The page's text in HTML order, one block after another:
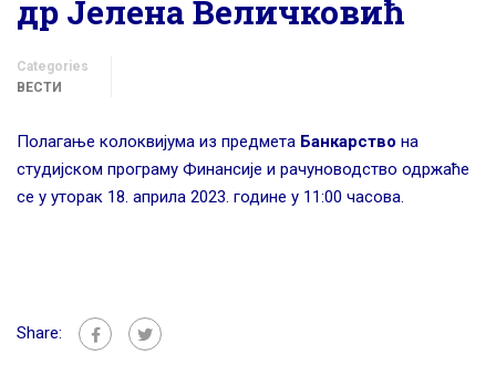
др Јелена Величковић
Categories
ВЕСТИ
Полагање колоквијума из предмета Банкарство на
студијском програму Финансије и рачуноводство одржаће
се у уторак 18. априла 2023. године у 11:00 часова.
Share: